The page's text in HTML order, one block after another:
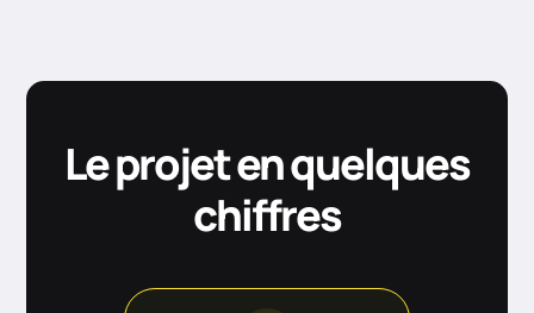
Le projet en quelques
chiffres